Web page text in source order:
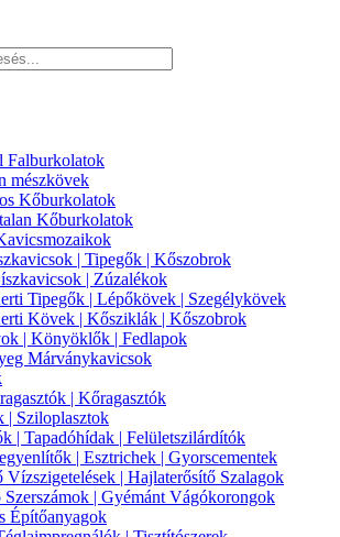
Falburkolatok
mészkövek
Kőburkolatok
Kőburkolatok
| Tipegők | Kőszobrok
| Zúzalékok
Tipegők | Lépőkövek | Szegélykövek
Kövek | Kősziklák | Kőszobrok
| Könyöklők | Fedlapok
Márványkavicsok
| Kőragasztók
| Sziloplasztok
| Tapadóhídak | Felületszilárdítók
| Esztrichek | Gyorscementek
Vízszigetelések | Hajlaterősítő Szalagok
| Gyémánt Vágókorongok
Építőanyagok